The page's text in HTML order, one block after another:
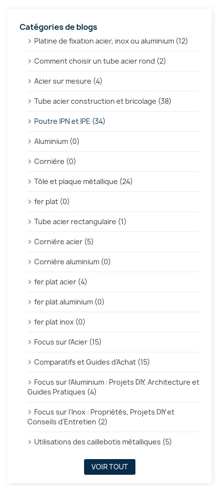
Catégories de blogs
Platine de fixation acier, inox ou aluminium (12)
Comment choisir un tube acier rond (2)
Acier sur mesure (4)
Tube acier construction et bricolage (38)
Poutre IPN et IPE (34)
Aluminium (0)
Cornière (0)
Tôle et plaque métallique (24)
fer plat (0)
Tube acier rectangulaire (1)
Cornière acier (5)
Cornière aluminium (0)
fer plat acier (4)
fer plat aluminium (0)
fer plat inox (0)
Focus sur l'Acier (15)
Comparatifs et Guides d'Achat (15)
Focus sur l'Aluminium : Projets DIY, Architecture et
Guides Pratiques (4)
Focus sur l'Inox : Propriétés, Projets DIY et
Conseils d'Entretien (2)
Utilisations des caillebotis métalliques (5)
VOIR TOUT